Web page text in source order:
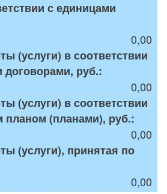
с единицами
0,00
(услуги) в соответствии
руб.:
0,00
(услуги) в соответствии
(планами), руб.:
0,00
(услуги), принятая по
0,00